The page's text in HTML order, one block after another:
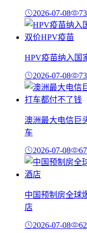
2026-07-08 73
HPV疫苗纳入国
2026-07-08 73
澳洲最大电信巨
车
2026-07-08 67
中国预制房全球
店
2026-07-08 62